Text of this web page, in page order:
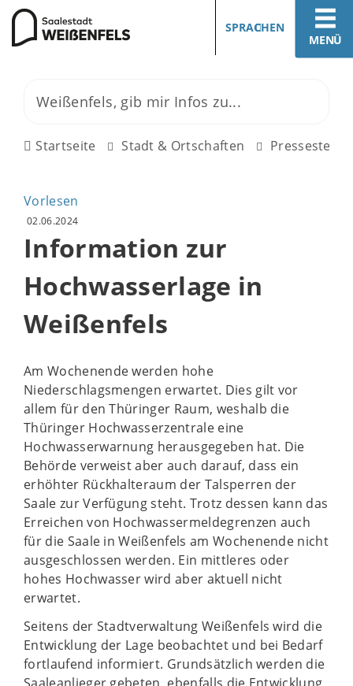
MENÜ
SPRACHEN
Startseite Stadt & Ortschaften Pressestelle
Vorlesen
02.06.2024
Information zur
Hochwasserlage in
Weißenfels
Am Wochenende werden hohe
Niederschlagsmengen erwartet. Dies gilt vor
allem für den Thüringer Raum, weshalb die
Thüringer Hochwasserzentrale eine
Hochwasserwarnung herausgegeben hat. Die
Behörde verweist aber auch darauf, dass ein
erhöhter Rückhalteraum der Talsperren der
Saale zur Verfügung steht. Trotz dessen kann das
Erreichen von Hochwassermeldegrenzen auch
für die Saale in Weißenfels am Wochenende nicht
ausgeschlossen werden. Ein mittleres oder
hohes Hochwasser wird aber aktuell nicht
erwartet.
Seitens der Stadtverwaltung Weißenfels wird die
Entwicklung der Lage beobachtet und bei Bedarf
fortlaufend informiert. Grundsätzlich werden die